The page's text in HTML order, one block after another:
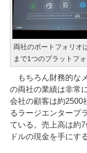
両社のポートフォリオ
まで1つのプラットフ
もちろん財務的な
の両社の業績は非常
会社の顧客は約2500
るラージエンタープ
ている。売上高は約
ドルの現金を手にす